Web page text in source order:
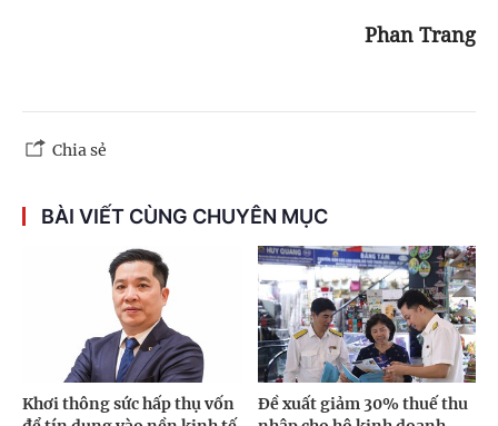
Phan Trang
Chia sẻ
BÀI VIẾT CÙNG CHUYÊN MỤC
Khơi thông sức hấp thụ vốn
Đề xuất giảm 30% thuế thu